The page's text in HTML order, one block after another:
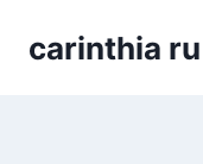
carinthia ru